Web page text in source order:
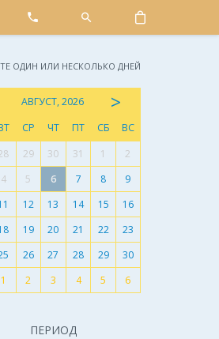
ОДИН ИЛИ НЕСКОЛЬКО ДНЕЙ
АВГУСТ, 2026 >
СР ЧТ ПТ СБ
ВС
29 30 31 1
2
4 5 6 7 8
9
12 13 14 15
16
19 20 21 22
23
26 27 28 29
30
1 2 3 4 5 6
ПЕРИОД